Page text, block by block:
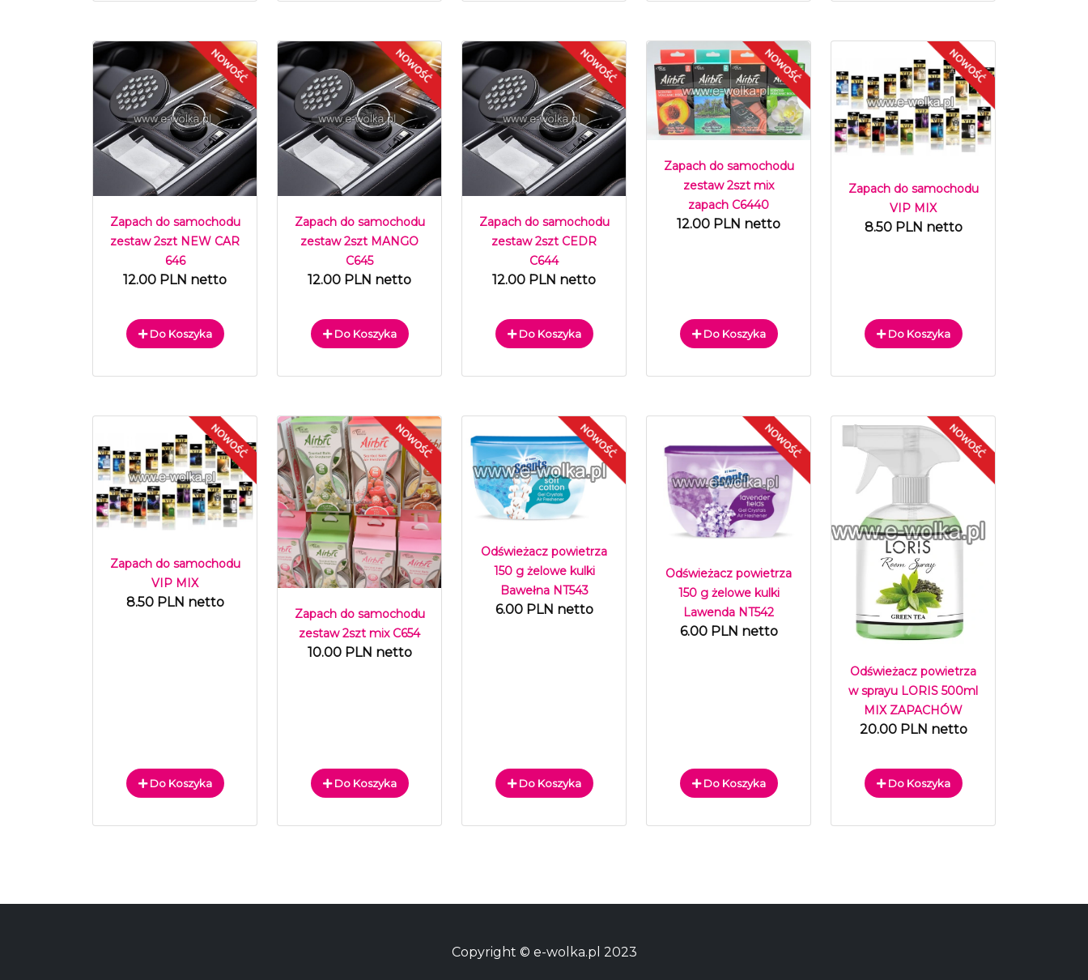
Zapach do samochodu
zestaw 2szt NEW CAR
646
12.00 PLN netto
Do Koszyka
Zapach do samochodu
zestaw 2szt MANGO
C645
12.00 PLN netto
Do Koszyka
Zapach do samochodu
zestaw 2szt CEDR
C644
12.00 PLN netto
Do Koszyka
Zapach do samochodu
zestaw 2szt mix
zapach C6440
12.00 PLN netto
Do Koszyka
Zapach do samochodu
VIP MIX
8.50 PLN netto
Do Koszyka
Zapach do samochodu
VIP MIX
8.50 PLN netto
Do Koszyka
Zapach do samochodu
zestaw 2szt mix C654
10.00 PLN netto
Do Koszyka
Odświeżacz powietrza
150 g żelowe kulki
Bawełna NT543
6.00 PLN netto
Do Koszyka
Odświeżacz powietrza
150 g żelowe kulki
Lawenda NT542
6.00 PLN netto
Do Koszyka
Odświeżacz powietrza
w sprayu LORIS 500ml
MIX ZAPACHÓW
20.00 PLN netto
Do Koszyka
Copyright © e-wolka.pl 2023